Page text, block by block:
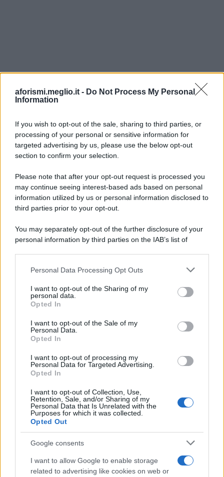
aforismi.meglio.it - Do Not Process My Personal
Information
If you wish to opt-out of the sale, sharing to third parties, or
processing of your personal or sensitive information for
targeted advertising by us, please use the below opt-out
section to confirm your selection.
Please note that after your opt-out request is processed you
may continue seeing interest-based ads based on personal
information utilized by us or personal information disclosed to
third parties prior to your opt-out.
You may separately opt-out of the further disclosure of your
personal information by third parties on the IAB’s list of
This information may also be disclosed by us to third parties
disclose it to other third parties.
Please note that this website/app uses one or more Google
services and may gather and store information including but
not limited to your visit or usage behaviour. You may click to
grant or deny consent to Google and its third-party tags to
consent section.
Personal Data Processing Opt Outs
I want to opt-out of the Sharing of my
personal data.
Opted In
I want to opt-out of the Sale of my
Personal Data.
Opted In
I want to opt-out of processing my
Personal Data for Targeted Advertising.
Opted In
I want to opt-out of Collection, Use,
Retention, Sale, and/or Sharing of my
Personal Data that Is Unrelated with the
Purposes for which it was collected.
Opted Out
Google consents
I want to allow Google to enable storage
related to advertising like cookies on web or
Ricevi LE FRASI PIÙ BELLE via e-mail
E-mail
FRASI
Frasi celebri
Frasi da condividere
Poesie
FILM